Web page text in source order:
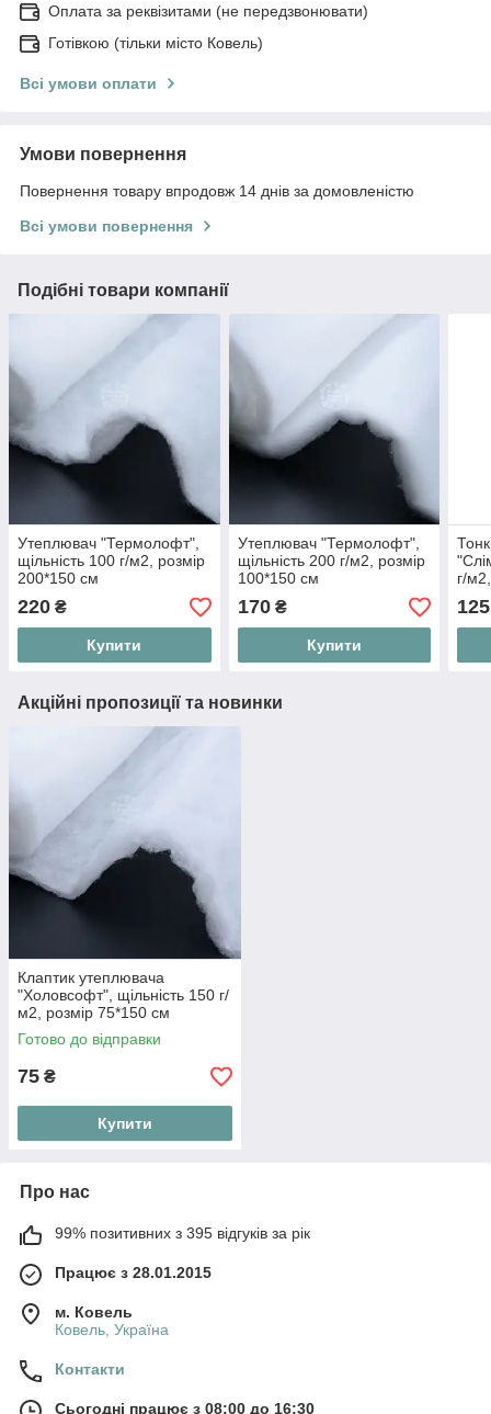
Оплата за реквізитами (не передзвонювати)
Готівкою (тільки місто Ковель)
Всі умови оплати
Умови повернення
Повернення товару впродовж 14 днів за домовленістю
Всі умови повернення
Подібні товари компанії
Утеплювач "Термолофт",
щільність 100 г/м2, розмір
200*150 см
220 ₴
Купити
Утеплювач "Термолофт",
щільність 200 г/м2, розмір
100*150 см
170₴
Купити
г/
125
Акційні пропозиції та новинки
Клаптик утеплювача
"Холовсофт", щільність 150 г/
м2, розмір 75*150 см
Готово до відправки
75 ₴
Купити
Про нас
99% позитивних з 395 відгуків за рік
Працює з 28.01.2015
м. Ковель
Ковель, Україна
Контакти
Сьогодні працює з 08:00 до 16:30